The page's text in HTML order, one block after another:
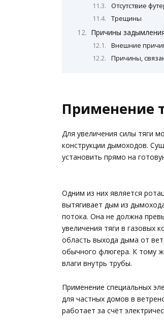
Отсутствие
Трещины
Причины
Внешние
Причины,
Применение
Для увеличения силы тяги
конструкции дымоходов.
установить прямо на
Одним из них является
вытягивает дым из
потока. Она не должна
увеличения тяги в газовых
область выхода дыма от
обычного флюгера. К тому
влаги внутрь трубы.
Применение специальных
для частных домов в
работает за счёт